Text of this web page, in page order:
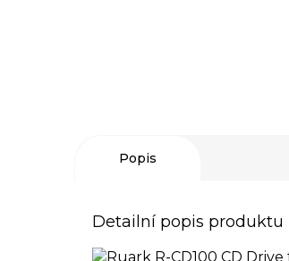
Popis
Detailní popis produktu